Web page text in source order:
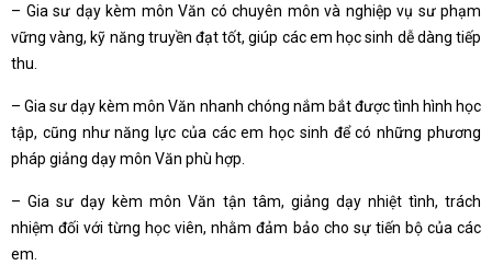
– Gia sư dạy kèm môn Văn có chuyên môn và nghiệp vụ sư phạm
vững vàng, kỹ năng truyền đạt tốt, giúp các em học sinh dễ dàng tiếp
thu.
– Gia sư dạy kèm môn Văn nhanh chóng nắm bắt được tình hình học
tập, cũng như năng lực của các em học sinh để có những phương
pháp giảng dạy môn Văn phù hợp.
– Gia sư dạy kèm môn Văn tận tâm, giảng dạy nhiệt tình, trách
nhiệm đối với từng học viên, nhằm đảm bảo cho sự tiến bộ của các
em.